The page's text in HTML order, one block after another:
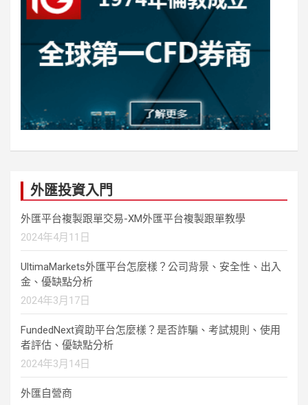
外匯投資入門
外匯平台複製跟單交易-XM外匯平台複製跟單教學
2024年4月11日
UltimaMarkets外匯平台怎麼樣？公司背景、安全性、出入
金、優缺點分析
2024年3月17日
FundedNext資助平台怎麼樣？是否詐騙、考試規則、使用
者評估、優缺點分析
2024年3月14日
外匯自營商